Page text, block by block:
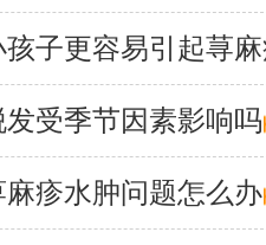
子更容易引起荨
受季节因素影响吗
疹水肿问题怎么办